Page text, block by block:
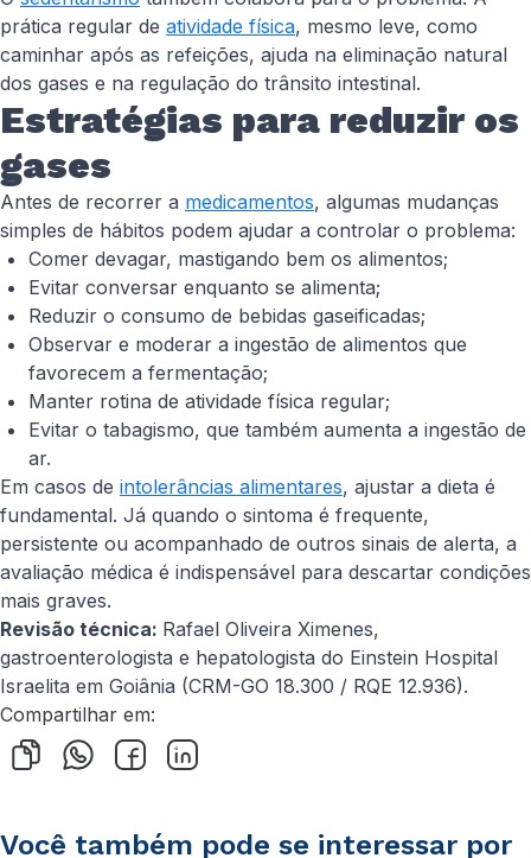
prática regular de atividade física, mesmo leve, como
caminhar após as refeições, ajuda na eliminação natural
dos gases e na regulação do trânsito intestinal.
Estratégias para reduzir os
gases
Antes de recorrer a medicamentos, algumas mudanças
simples de hábitos podem ajudar a controlar o problema:
Comer devagar, mastigando bem os alimentos;
Evitar conversar enquanto se alimenta;
Reduzir o consumo de bebidas gaseificadas;
Observar e moderar a ingestão de alimentos que
favorecem a fermentação;
Manter rotina de atividade física regular;
Evitar o tabagismo, que também aumenta a ingestão de
ar.
Em casos de intolerâncias alimentares, ajustar a dieta é
fundamental. Já quando o sintoma é frequente,
persistente ou acompanhado de outros sinais de alerta, a
avaliação médica é indispensável para descartar condições
mais graves.
Revisão técnica: Rafael Oliveira Ximenes,
gastroenterologista e hepatologista do Einstein Hospital
Israelita em Goiânia (CRM-GO 18.300 / RQE 12.936).
Compartilhar em:
Você também pode se interessar por